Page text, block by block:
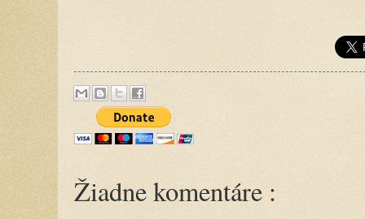
Žiadne komentáre :